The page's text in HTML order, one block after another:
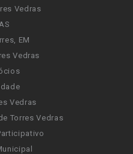
Vedras
EM
Vedras
Vedras
Torres Vedras